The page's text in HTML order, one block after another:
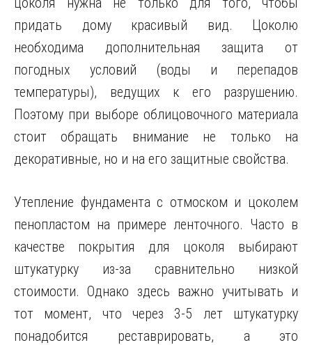
придать дому красивый вид. Цоколю
необходима дополнительная защита от
погодных условий (воды и перепадов
температуры), ведущих к его разрушению.
Поэтому при выборе облицовочного материала
стоит обращать внимание не только на
декоративные, но и на его защитные свойства.
Утепление фундамента с отмоском и цоколем
пенопластом на примере ленточного. Часто в
качестве покрытия для цоколя выбирают
штукатурку из-за сравнительно низкой
стоимости. Однако здесь важно учитывать и
тот момент, что через 3-5 лет штукатурку
понадобится реставрировать, а это